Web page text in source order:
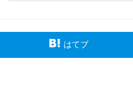
はてブ